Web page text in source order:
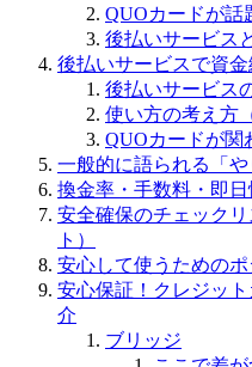
QUOカードが話
後払いサービス
後払いサービスで資
後払いサービス
使い方の考え方
QUOカードが関
一般的に語られる「や
換金率・手数料・即
安全確保のチェック
ト）
安心して使うための
安心保証！クレジッ
介
ブリッジ